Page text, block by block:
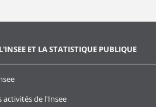
L'INSEE ET LA STATISTIQUE PUBLIQUE
activités de l'Insee